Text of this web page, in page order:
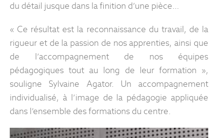
du détail jusque dans la finition d’une pièce…
« Ce résultat est la reconnaissance du travail, de la
rigueur et de la passion de nos apprenties, ainsi que
de l’accompagnement de nos équipes
pédagogiques tout au long de leur formation »,
souligne Sylvaine Agator. Un accompagnement
individualisé, à l’image de la pédagogie appliquée
dans l’ensemble des formations du centre.